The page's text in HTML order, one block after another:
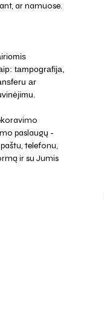
ar namuose.
tampografija,
ar
paslaugų -
telefonu,
ir su Jumis